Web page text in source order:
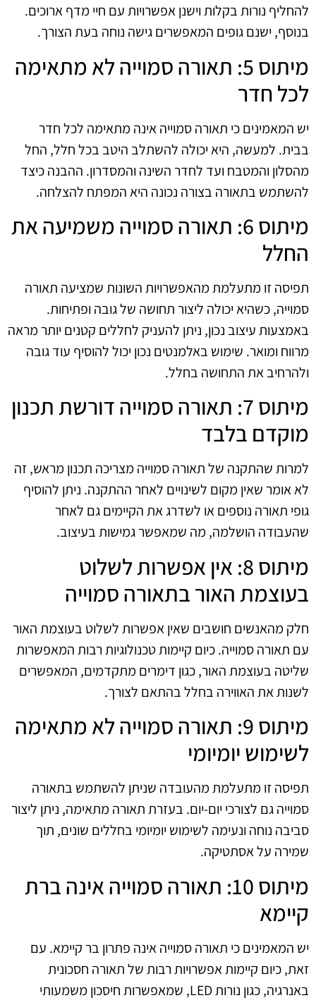
להחליף נורות בקלות וישנן אפשרויות עם חיי מדף ארוכים.
בנוסף, ישנם גופים המאפשרים גישה נוחה בעת הצורך.
מיתוס 5: תאורה סמוייה לא מתאימה
לכל חדר
יש המאמינים כי תאורה סמוייה אינה מתאימה לכל חדר
בבית. למעשה, היא יכולה להשתלב היטב בכל חלל, החל
מהסלון והמטבח ועד לחדר השינה והמסדרון. ההבנה כיצד
להשתמש בתאורה בצורה נכונה היא המפתח להצלחה.
מיתוס 6: תאורה סמוייה משמיעה את
החלל
תפיסה זו מתעלמת מהאפשרויות השונות שמציעה תאורה
סמוייה, כשהיא יכולה ליצור תחושה של גובה ופתיחות.
באמצעות עיצוב נכון, ניתן להעניק לחללים קטנים יותר מראה
מרווח ומואר. שימוש באלמנטים נכון יכול להוסיף עוד גובה
ולהרחיב את התחושה בחלל.
מיתוס 7: תאורה סמוייה דורשת תכנון
מוקדם בלבד
למרות שהתקנה של תאורה סמוייה מצריכה תכנון מראש, זה
לא אומר שאין מקום לשינויים לאחר ההתקנה. ניתן להוסיף
גופי תאורה נוספים או לשדרג את הקיימים גם לאחר
שהעבודה הושלמה, מה שמאפשר גמישות בעיצוב.
מיתוס 8: אין אפשרות לשלוט
בעוצמת האור בתאורה סמוייה
חלק מהאנשים חושבים שאין אפשרות לשלוט בעוצמת האור
עם תאורה סמוייה. כיום קיימות טכנולוגיות רבות המאפשרות
שליטה בעוצמת האור, כגון דימרים מתקדמים, המאפשרים
לשנות את האווירה בחלל בהתאם לצורך.
מיתוס 9: תאורה סמוייה לא מתאימה
לשימוש יומיומי
תפיסה זו מתעלמת מהעובדה שניתן להשתמש בתאורה
סמוייה גם לצורכי יום-יום. בעזרת תאורה מתאימה, ניתן ליצור
סביבה נוחה ונעימה לשימוש יומיומי בחללים שונים, תוך
שמירה על אסתטיקה.
מיתוס 10: תאורה סמוייה אינה ברת
קיימא
יש המאמינים כי תאורה סמוייה אינה פתרון בר קיימא. עם
זאת, כיום קיימות אפשרויות רבות של תאורה חסכונית
באנרגיה, כגון נורות LED, שמאפשרות חיסכון משמעותי